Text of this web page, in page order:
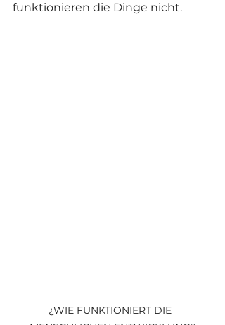
funktionieren die Dinge nicht.
¿WIE FUNKTIONIERT DIE